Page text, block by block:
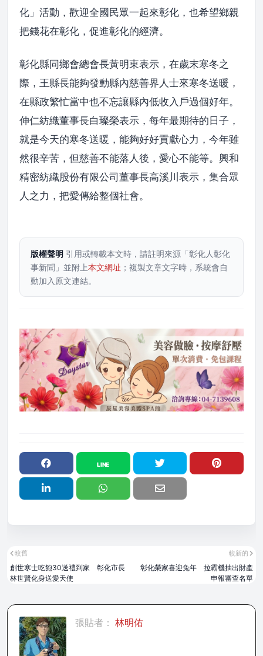
化」活動，歡迎全國民眾一起來彰化，也希望鄉親
把錢花在彰化，促進彰化的經濟。
彰化縣同鄉會總會長黃明東表示，在歲末寒冬之
際，王縣長能夠發動縣內慈善界人士來寒冬送暖，
在縣政繁忙當中也不忘讓縣內低收入戶過個好年。
伸仁紡織董事長白璨榮表示，每年最期待的日子，
就是今天的寒冬送暖，能夠好好貢獻心力，今年雖
然很辛苦，但慈善不能落人後，愛心不能等。興和
精密紡織股份有限公司董事長高溪川表示，集合眾
人之力，把愛傳給整個社會。
版權聲明 引用或轉載本文時，請註明來源「彰化人彰化
事新聞」並附上本文網址 ；複製文章文字時，系統會自
動加入原文連結。
較新的
彰化榮家喜迎兔年 拉霸機抽出財產
申報審查名單
較舊
創世寒士吃飽30送禮到家 彰化市長
林世賢化身送愛天使
張貼者： 林明佑